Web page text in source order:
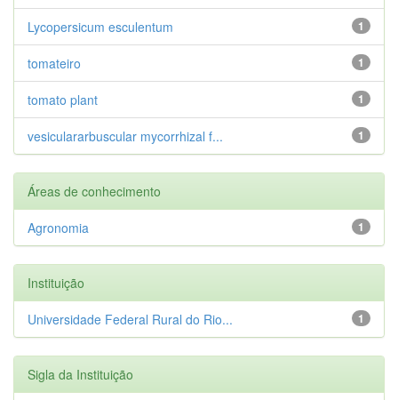
1
Lycopersicum esculentum
1
tomateiro
1
tomato plant
1
vesiculararbuscular mycorrhizal f...
Áreas de conhecimento
1
Agronomia
Instituição
1
Universidade Federal Rural do Rio...
Sigla da Instituição